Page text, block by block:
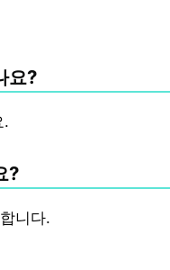
요?
.
?
니다.